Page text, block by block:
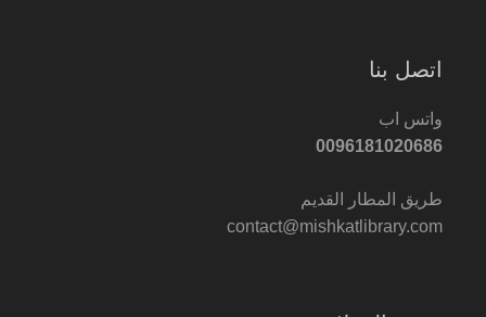
اتصل بنا
واتس اب
0096181020686
طريق المطار القديم
contact@mishkatlibrary.com